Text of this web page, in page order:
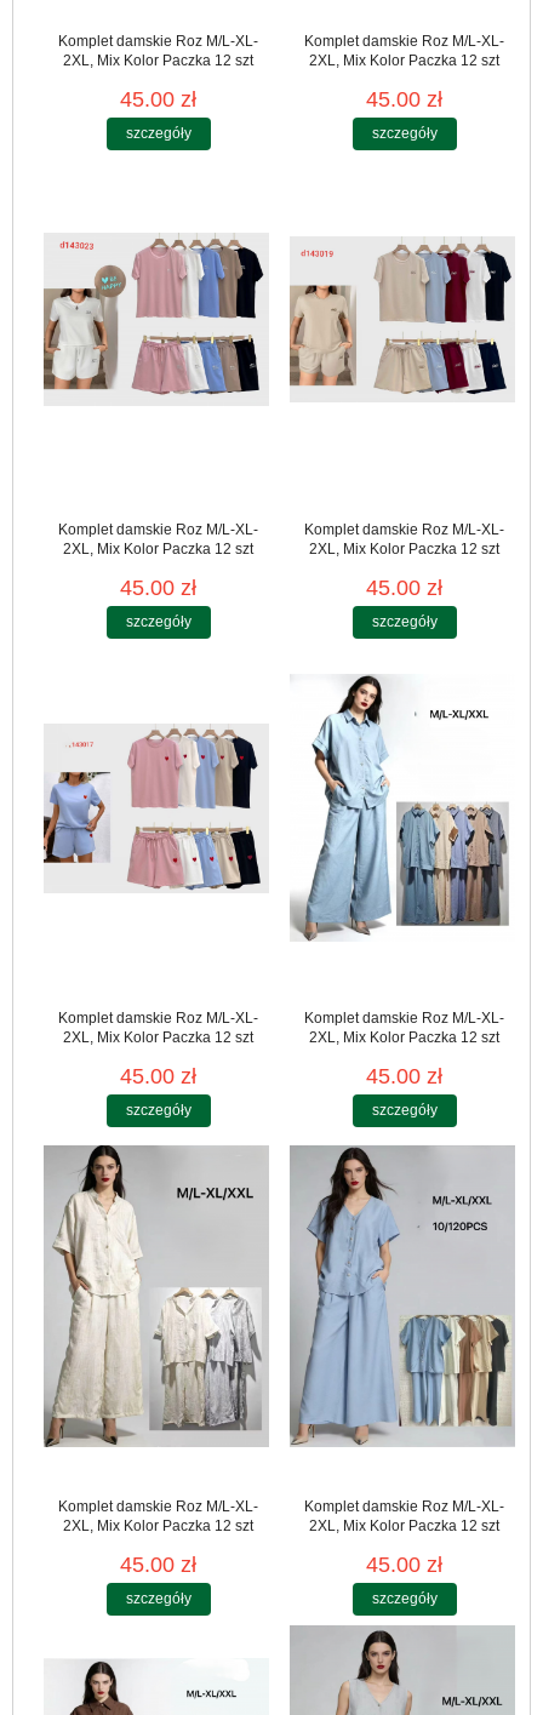
Komplet damskie Roz M/L-XL-
2XL, Mix Kolor Paczka 12 szt
45.00 zł
szczegóły
Komplet damskie Roz M/L-XL-
2XL, Mix Kolor Paczka 12 szt
45.00 zł
szczegóły
Komplet damskie Roz M/L-XL-
2XL, Mix Kolor Paczka 12 szt
45.00 zł
szczegóły
Komplet damskie Roz M/L-XL-
2XL, Mix Kolor Paczka 12 szt
45.00 zł
szczegóły
Komplet damskie Roz M/L-XL-
2XL, Mix Kolor Paczka 12 szt
45.00 zł
szczegóły
Komplet damskie Roz M/L-XL-
2XL, Mix Kolor Paczka 12 szt
45.00 zł
szczegóły
Komplet damskie Roz M/L-XL-
2XL, Mix Kolor Paczka 12 szt
45.00 zł
szczegóły
Komplet damskie Roz M/L-XL-
2XL, Mix Kolor Paczka 12 szt
45.00 zł
szczegóły